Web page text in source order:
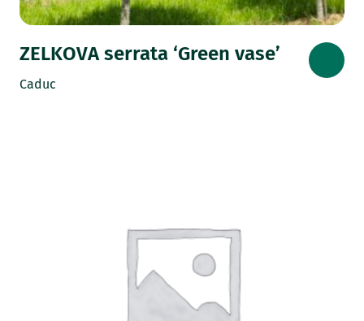
ZELKOVA serrata ‘Green vase’
Caduc